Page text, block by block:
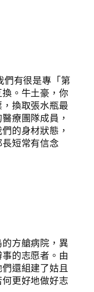
有很是專「第
。牛土豪，你
換取張水瓶最
療團隊成員，
的身材狀態，
短常有信念
方艙病院，異
的志愿者。由
還組建了姑且
更好地做好志